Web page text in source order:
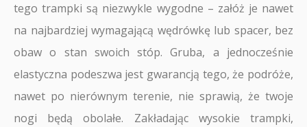
tego trampki są niezwykle wygodne – załóż je nawet
na najbardziej wymagającą wędrówkę lub spacer, bez
obaw o stan swoich stóp. Gruba, a jednocześnie
elastyczna podeszwa jest gwarancją tego, że podróże,
nawet po nierównym terenie, nie sprawią, że twoje
nogi będą obolałe. Zakładając wysokie trampki,